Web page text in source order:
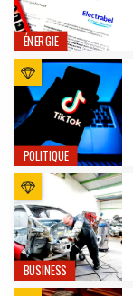
ÉNERGIE
POLITIQUE
BUSINESS